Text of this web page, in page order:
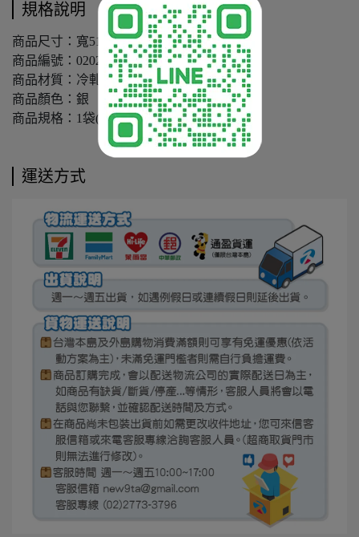
規格說明
商品尺寸：寬51mm (單支)
商品編號：0202D
商品材質：冷軋鋼板
商品顏色：銀
商品規格：1袋(4支入)
運送方式